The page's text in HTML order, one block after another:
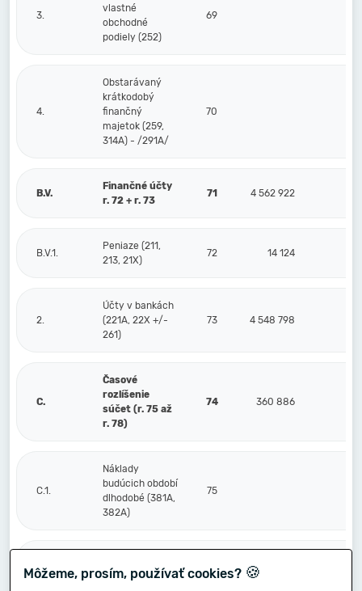
3.
vlastné
obchodné
podiely (252)
69
4.
Obstarávaný
krátkodobý
finančný
majetok (259,
314A) - /291A/
70
B.V.
Finančné účty
r. 72 + r. 73
71 4 562 922
B.V.1.
Peniaze (211,
213, 21X)
72 14 124
2.
Účty v bankách
(221A, 22X +/-
261)
73 4 548 798
C.
Časové
rozlíšenie
súčet (r. 75 až
r. 78)
74 360 886
C.1.
Náklady
budúcich období
dlhodobé (381A,
382A)
75
2.
budúcich období
76
Môžeme, prosím, používať cookies? 🍪